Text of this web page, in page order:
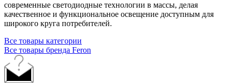
современные светодиодные технологии в массы, делая
качественное и функциональное освещение доступным для
широкого круга потребителей.
Все товары категории
Все товары бренда Feron